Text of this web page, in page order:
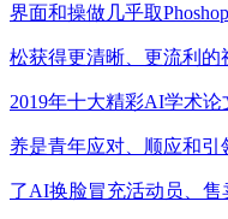
界面和操做几乎取
松获得更清晰、更流利的
2019年十大精彩AI学术论
养是青年应对、顺应和引
了AI换脸冒充活动员、